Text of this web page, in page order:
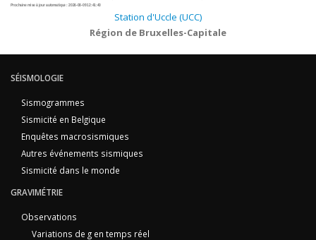
Prochaine mise à jour automatique :2026-08-09 12:41:40
Station d'Uccle (UCC)
Région de Bruxelles-Capitale
SÉISMOLOGIE
Sismogrammes
Sismicité en Belgique
Enquêtes macrosismiques
Autres événements sismiques
Sismicité dans le monde
GRAVIMÉTRIE
Observations
Variations de g en temps réel